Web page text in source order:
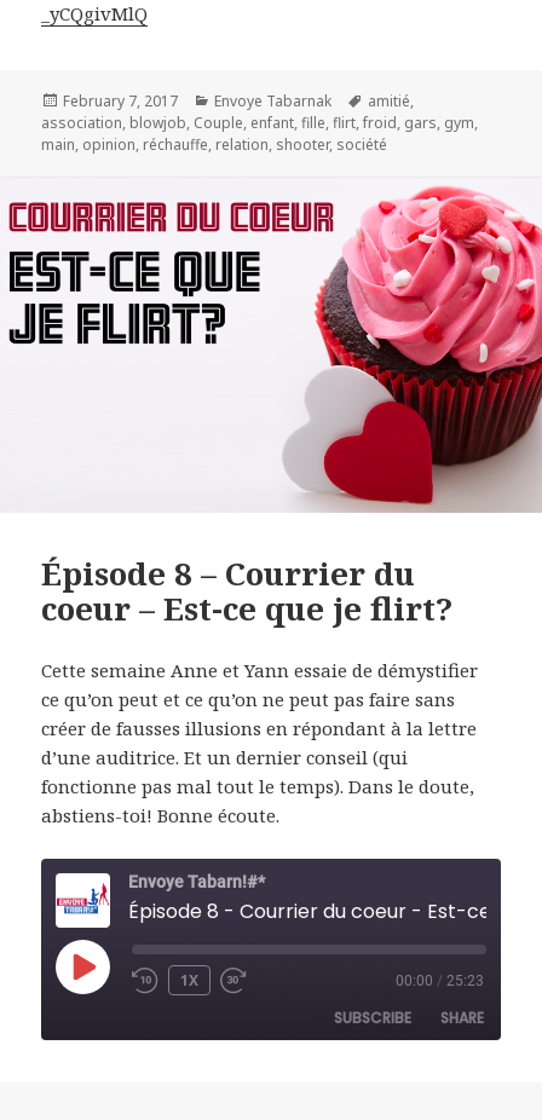
_yCQgivMlQ
Posted
on
February 7, 2017 Categories
Envoye Tabarnak Tags
amitié,
association, blowjob, Couple, enfant,fille,flirt,froid, gars, gym,
main, opinion, réchauffe, relation, shooter, société
Épisode 8 – Courrier du
coeur – Est-ce que je flirt?
Cette semaine Anne et Yann essaie de démystifier
ce qu’on peut et ce qu’on ne peut pas faire sans
créer de fausses illusions en répondant à la lettre
d’une auditrice. Et un dernier conseil (qui
fonctionne pas mal tout le temps). Dans le doute,
abstiens-toi! Bonne écoute.
Envoye Tabarn!#*
PLAY
EPISODE REWIND
1X
FAST
00:00 / 25:23
SUBSCRIBE SHARE